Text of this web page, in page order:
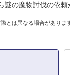
謎の魔物討伐の依
とは異なる場合がありま